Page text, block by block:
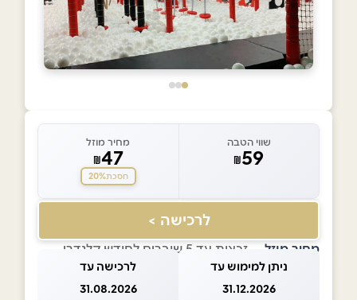
שווי הטבה
₪59
מחיר מוזל
₪47
חסכת20%
לרכישה >
מחיר מוזל — זכאות עד 5 שוברים לחודש קלנדרי
ניתן למימוש עד
31.12.2026
לרכישה עד
31.08.2026